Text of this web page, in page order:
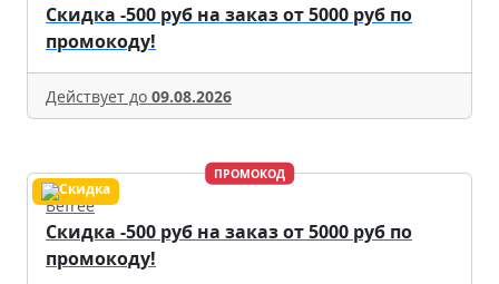
Скидка -500 руб на заказ от 5000 руб по
промокоду!
Действует до 09.08.2026
ПРОМОКОД
Befree
Скидка -500 руб на заказ от 5000 руб по
промокоду!